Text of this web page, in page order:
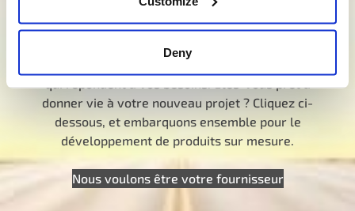
Deny
Nous ne nous contentons pas de proposer des
donner vie à votre nouveau projet ? Cliquez ci-
dessous, et embarquons ensemble pour le
développement de produits sur mesure.
Nous voulons être votre fournisseur